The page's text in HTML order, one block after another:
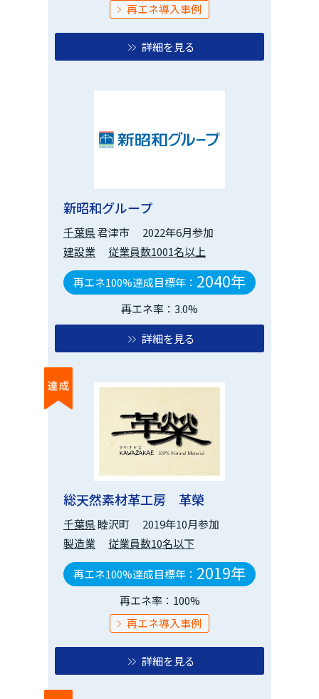
再エネ導入事例
詳細を見る
新昭和グループ
千葉県君津市
2022年6月参加
建設業
従業員数1001名以上
再エネ100%達成目標年： 2040年
再エネ率：3.0%
詳細を見る
総天然素材革工房 革榮
千葉県睦沢町
2019年10月参加
製造業
従業員数10名以下
再エネ100%達成目標年： 2019年
再エネ率：100%
再エネ導入事例
詳細を見る